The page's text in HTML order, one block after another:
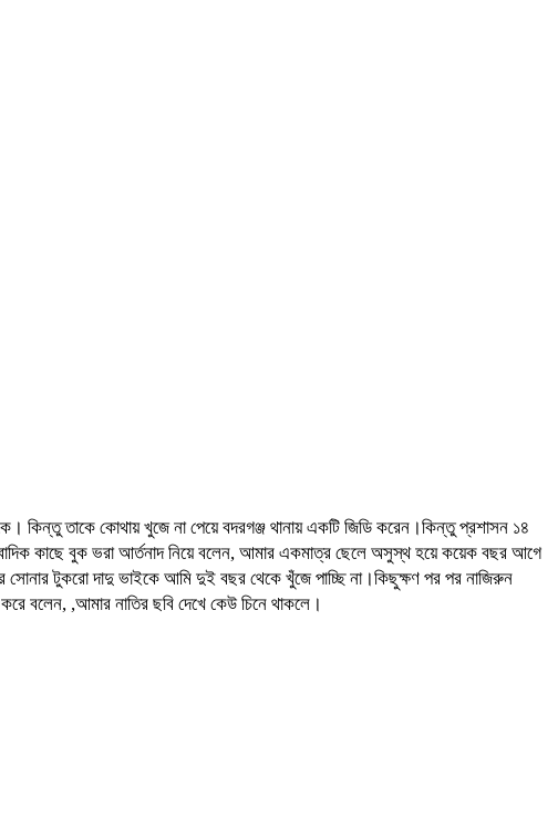
কিন্তু তাকে কোথায় খুজে না পেয়ে বদরগঞ্জ থানায় একটি জিডি করেন।কিন্তু প্রশাসন ১৪
কাছে বুক ভরা আর্তনাদ নিয়ে বলেন, আমার একমাত্র ছেলে অসুস্থ হয়ে কয়েক বছর আগে
টুকরো দাদু ভাইকে আমি দুই বছর থেকে খুঁজে পাচ্ছি না।কিছুক্ষণ পর পর নাজিরুন
বলেন, ,আমার নাতির ছবি দেখে কেউ চিনে থাকলে।